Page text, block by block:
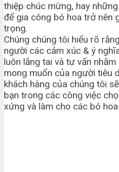
thiệp chúc mừng, hay
để gia công bó hoa trở nên
trọng.
Chúng chúng tôi hiểu rõ
người các cảm xúc & ý
luôn lắng tai và tư vấn
mong muốn của người tiêu
khách hàng của chúng tôi
bạn trong các công việc
xứng và làm cho các bó